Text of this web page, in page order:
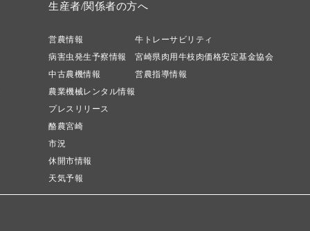
生産者/関係者の方へ
営農情報
病害虫発生予察情報
中古農機情報
農業機械レンタル情報
プレスリリース
酪農宮崎
市況
休開市情報
天気予報
牛トレーサビリティ
宮崎県肉用牛枝肉価格安定基金協会
営農指導情報